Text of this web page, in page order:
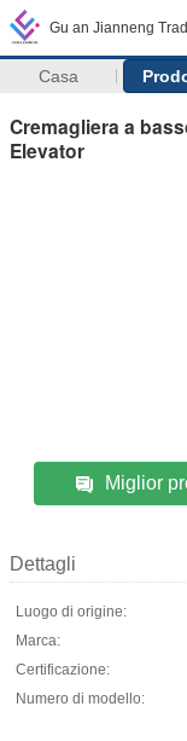
Gu an Jianneng
Casa
Cremagliera a
Elevator
Miglior
Dettagli
Luogo di origine:
Marca:
Certificazione:
Numero di modello: